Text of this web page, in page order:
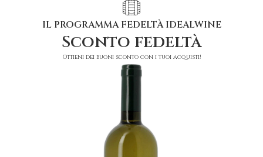
IL PROGRAMMA FEDELTÀ IDEALWINE
Sconto fedeltà
Ottieni dei buoni sconto con i tuoi acquisti!